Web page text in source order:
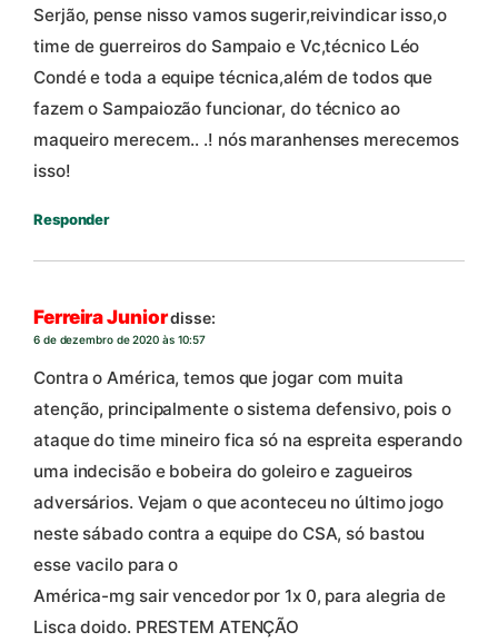
Serjão, pense nisso vamos sugerir,reivindicar isso,o
time de guerreiros do Sampaio e Vc,técnico Léo
Condé e toda a equipe técnica,além de todos que
fazem o Sampaiozão funcionar, do técnico ao
maqueiro merecem.. .! nós maranhenses merecemos
isso!
Responder
Ferreira Juniordisse:
6 de dezembro de 2020 às 10:57
Contra o América, temos que jogar com muita
atenção, principalmente o sistema defensivo, pois o
ataque do time mineiro fica só na espreita esperando
uma indecisão e bobeira do goleiro e zagueiros
adversários. Vejam o que aconteceu no último jogo
neste sábado contra a equipe do CSA, só bastou
esse vacilo para o
América-mg sair vencedor por 1x 0, para alegria de
Lisca doido. PRESTEM ATENÇÃO